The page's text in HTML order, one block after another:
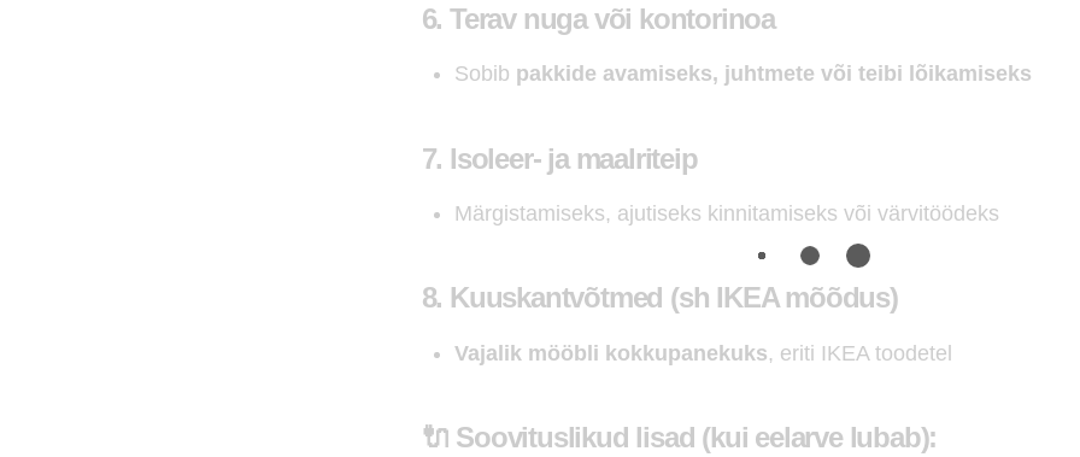
6.Terav nuga või kontorinoa
Sobib pakkide avamiseks, juhtmete või teibi lõikamiseks
7. Isoleer- ja maalriteip
Märgistamiseks, ajutiseks kinnitamiseks või värvitöödeks
8. Kuuskantvõtmed (sh IKEA mõõdus)
Vajalik mööbli kokkupanekuks, eriti IKEA toodetel
🔌 Soovituslikud lisad (kui eelarve lubab):